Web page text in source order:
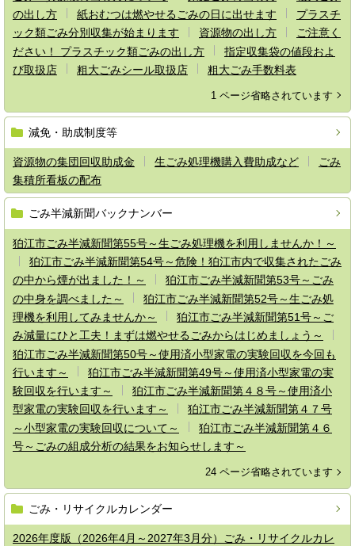
の出し方
紙おむつは燃やせるごみの日に出せます
プラスチ
ック類ごみ分別収集が始まります
資源物の出し方
ご注意く
ださい！ プラスチック類ごみの出し方
指定収集袋の値段およ
び取扱店
粗大ごみシール取扱店 粗大ごみ手数料表
1 ページ省略されています
減免・助成制度等
資源物の集団回収助成金 生ごみ処理機購入費助成など
ごみ
集積所看板の配布
ごみ半減新聞バックナンバー
狛江市ごみ半減新聞第55号～生ごみ処理機を利用しませんか！～
狛江市ごみ半減新聞第54号～危険！狛江市内で収集されたごみ
の中から煙が出ました！～
狛江市ごみ半減新聞第53号～ごみ
の中身を調べました～
狛江市ごみ半減新聞第52号～生ごみ処
理機を利用してみませんか～
狛江市ごみ半減新聞第51号～ご
み減量にひと工夫！まずは燃やせるごみからはじめましょう～
狛江市ごみ半減新聞第50号～使用済小型家電の実験回収を今回も
行います～
狛江市ごみ半減新聞第49号～使用済小型家電の実
験回収を行います～
狛江市ごみ半減新聞第４８号～使用済小
型家電の実験回収を行います～
狛江市ごみ半減新聞第４７号
～小型家電の実験回収について～
狛江市ごみ半減新聞第４６
号～ごみの組成分析の結果をお知らせします～
24 ページ省略されています
ごみ・リサイクルカレンダー
2026年度版（2026年4月～2027年3月分）ごみ・リサイクルカレ